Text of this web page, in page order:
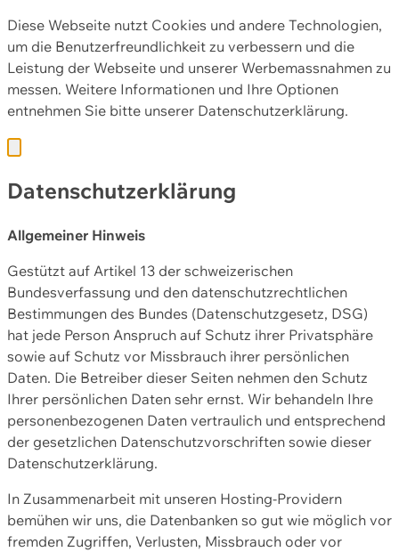
Diese Webseite nutzt Cookies und andere Technologien,
um die Benutzerfreundlichkeit zu verbessern und die
Leistung der Webseite und unserer Werbemassnahmen zu
messen. Weitere Informationen und Ihre Optionen
entnehmen Sie bitte unserer Datenschutzerklärung.
Datenschutzerklärung
Allgemeiner Hinweis
Gestützt auf Artikel 13 der schweizerischen
Bundesverfassung und den datenschutzrechtlichen
Bestimmungen des Bundes (Datenschutzgesetz, DSG)
hat jede Person Anspruch auf Schutz ihrer Privatsphäre
sowie auf Schutz vor Missbrauch ihrer persönlichen
Daten. Die Betreiber dieser Seiten nehmen den Schutz
Ihrer persönlichen Daten sehr ernst. Wir behandeln Ihre
personenbezogenen Daten vertraulich und entsprechend
der gesetzlichen Datenschutzvorschriften sowie dieser
Datenschutzerklärung.
In Zusammenarbeit mit unseren Hosting-Providern
bemühen wir uns, die Datenbanken so gut wie möglich vor
fremden Zugriffen, Verlusten, Missbrauch oder vor